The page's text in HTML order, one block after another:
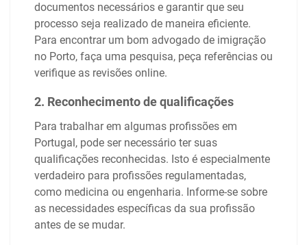
documentos necessários e garantir que seu
processo seja realizado de maneira eficiente.
Para encontrar um bom advogado de imigração
no Porto, faça uma pesquisa, peça referências ou
verifique as revisões online.
2. Reconhecimento de qualificações
Para trabalhar em algumas profissões em
Portugal, pode ser necessário ter suas
qualificações reconhecidas. Isto é especialmente
verdadeiro para profissões regulamentadas,
como medicina ou engenharia. Informe-se sobre
as necessidades específicas da sua profissão
antes de se mudar.